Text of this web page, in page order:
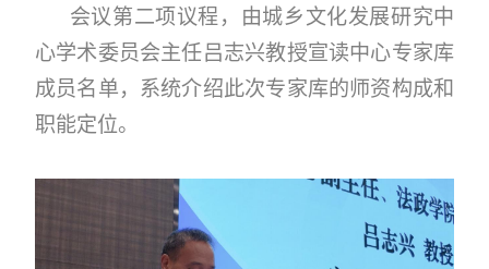
会议第二项议程，由城乡文化发展研究中
心学术委员会主任吕志兴教授宣读中心专家库
成员名单，系统介绍此次专家库的师资构成和
职能定位。